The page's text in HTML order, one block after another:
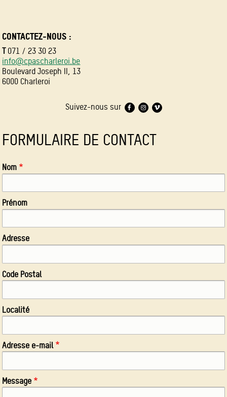
CONTACTEZ-NOUS :
T071 / 23 30 23
info@cpascharleroi.be
Boulevard Joseph II, 13
6000 Charleroi
Suivez-nous sur
FORMULAIRE DE CONTACT
Nom
Prénom
Adresse
Code Postal
Localité
Adresse e-mail
Message